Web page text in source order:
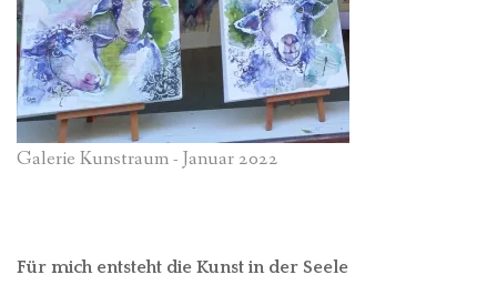
Galerie Kunstraum - Januar 2022
Für mich entsteht die Kunst in der Seele